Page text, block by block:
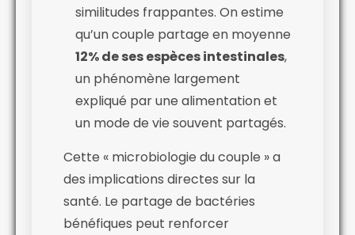
similitudes frappantes. On estime
qu’un couple partage en moyenne
12% de ses espèces intestinales,
un phénomène largement
expliqué par une alimentation et
un mode de vie souvent partagés.
Cette « microbiologie du couple » a
des implications directes sur la
santé. Le partage de bactéries
bénéfiques peut renforcer